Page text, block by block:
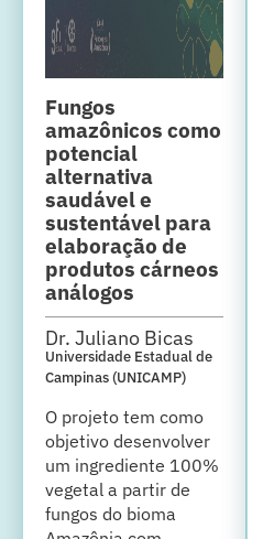
Fungos
amazônicos como
potencial
alternativa
saudável e
sustentável para
elaboração de
produtos cárneos
análogos
Dr. Juliano Bicas
Universidade Estadual de
Campinas (UNICAMP)
O projeto tem como
objetivo desenvolver
um ingrediente 100%
vegetal a partir de
fungos do bioma